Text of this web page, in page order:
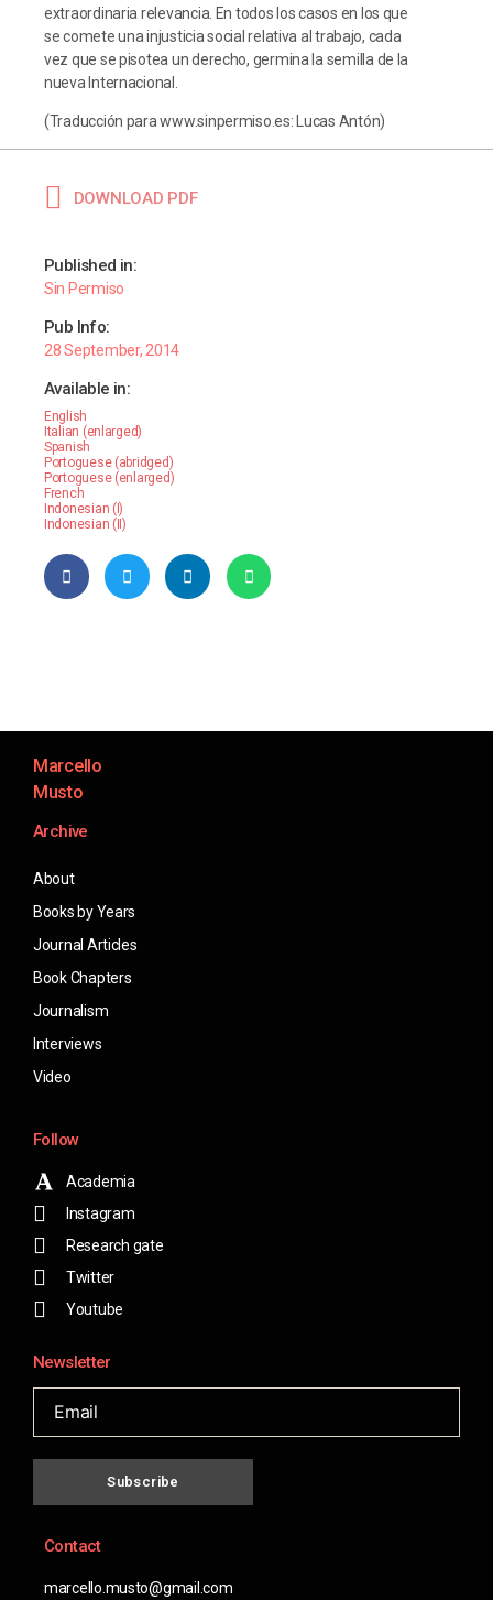
extraordinaria relevancia. En todos los casos en los que
se comete una injusticia social relativa al trabajo, cada
vez que se pisotea un derecho, germina la semilla de la
nueva Internacional.
(Traducción para www.sinpermiso.es: Lucas Antón)
DOWNLOAD PDF
Published in:
Sin Permiso
Pub Info:
28 September, 2014
Available in:
English
Italian (enlarged)
Spanish
Portoguese (abridged)
Portoguese (enlarged)
French
Indonesian (I)
Indonesian (II)
Marcello
Musto
Archive
About
Books by Years
Journal Articles
Book Chapters
Journalism
Interviews
Video
Follow
Academia
Instagram
Research gate
Twitter
Youtube
Newsletter
Subscribe
Contact
marcello.musto@gmail.com